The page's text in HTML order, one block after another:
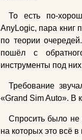
То есть по-
AnyLogic, пара книг
по теории
пошёл с
инструменты под
Требование
«Grand Sim Auto». В
Спросить было не
на которых это всё